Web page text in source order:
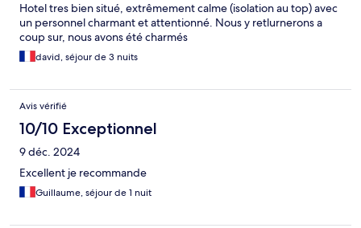
Hotel tres bien situé, extrêmement calme (isolation au top) avec
un personnel charmant et attentionné. Nous y retlurnerons a
coup sur, nous avons été charmés
david, séjour de 3 nuits
Avis vérifié
10/10 Exceptionnel
9 déc. 2024
Excellent je recommande
Guillaume, séjour de 1 nuit